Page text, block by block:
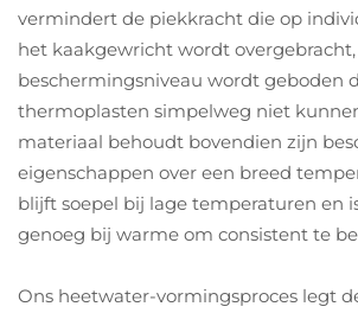
vermindert de piekkracht die op
het kaakgewricht wordt
beschermingsniveau wordt geboden
thermoplasten simpelweg niet
materiaal behoudt bovendien zijn
eigenschappen over een breed
blijft soepel bij lage temperaturen en
genoeg bij warme om consistent te
Ons heetwater-vormingsproces legt